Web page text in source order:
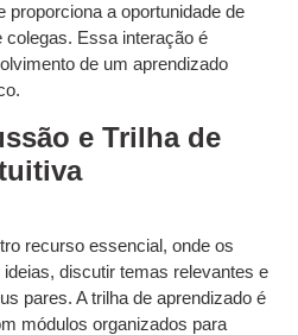
proporciona a oportunidade de
Essa interação é
de um aprendizado
e Trilha de
recurso essencial, onde os
discutir temas relevantes e
pares. A trilha de aprendizado é
módulos organizados para